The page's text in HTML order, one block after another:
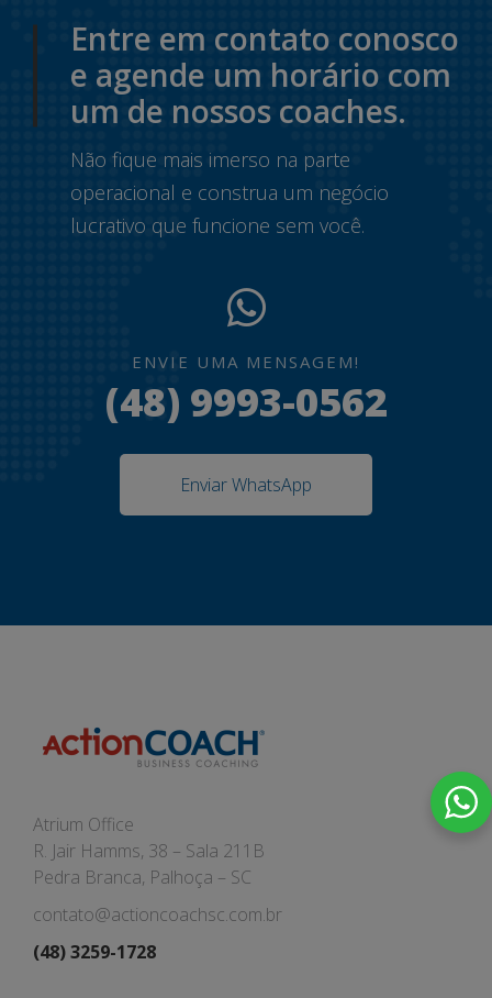
Entre em contato conosco
e agende um horário com
um de nossos coaches.
Não fique mais imerso na parte
operacional e construa um negócio
lucrativo que funcione sem você.
ENVIE UMA MENSAGEM!
(48) 9993-0562
Enviar WhatsApp
Atrium Office
R. Jair Hamms, 38 – Sala 211B
Pedra Branca, Palhoça – SC
contato@actioncoachsc.com.br
(48) 3259-1728